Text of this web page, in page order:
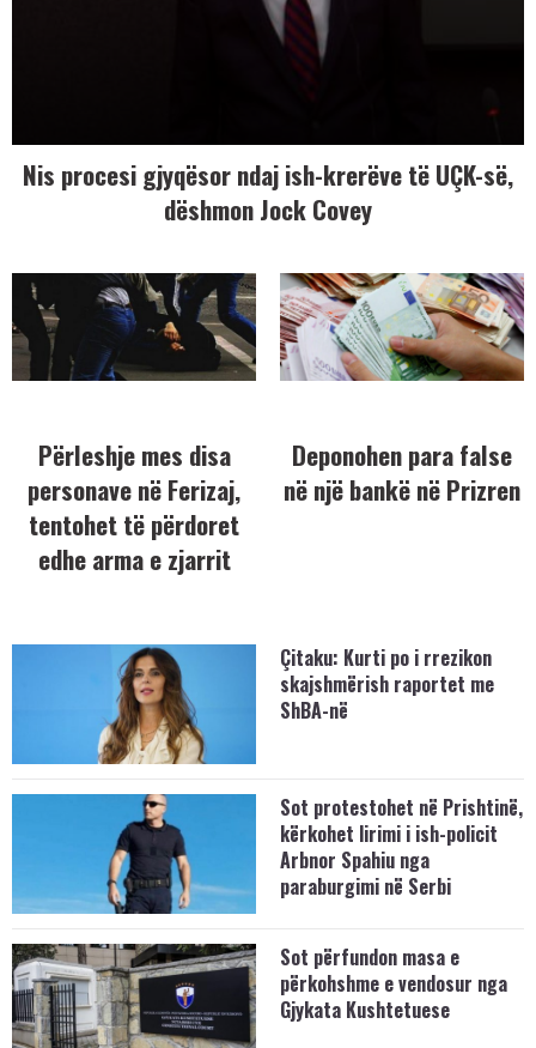
Nis procesi gjyqësor ndaj ish-krerëve të UÇK-së,
dëshmon Jock Covey
Përleshje mes disa
personave në Ferizaj,
tentohet të përdoret
edhe arma e zjarrit
Deponohen para false
në një bankë në Prizren
Çitaku: Kurti po i rrezikon
skajshmërish raportet me
ShBA-në
Sot protestohet në Prishtinë,
kërkohet lirimi i ish-policit
Arbnor Spahiu nga
paraburgimi në Serbi
Sot përfundon masa e
përkohshme e vendosur nga
Gjykata Kushtetuese